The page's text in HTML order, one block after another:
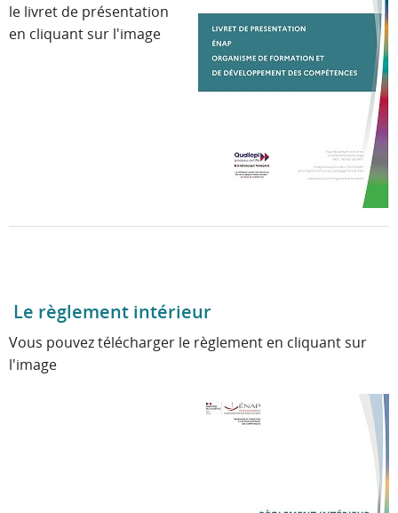
le livret de présentation
en cliquant sur l'image
Le règlement intérieur
Vous pouvez télécharger le règlement en cliquant sur
l'image